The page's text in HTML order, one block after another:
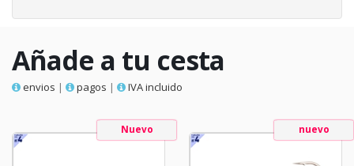
Añade a tu cesta
envios | pagos | IVA incluido
Nuevo nuevo